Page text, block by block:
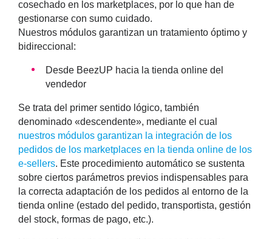
cosechado en los marketplaces, por lo que han de
gestionarse con sumo cuidado.
Nuestros módulos garantizan un tratamiento óptimo y
bidireccional:
Desde BeezUP hacia la tienda online del
vendedor
Se trata del primer sentido lógico, también
denominado «descendente», mediante el cual
nuestros módulos garantizan la integración de los
pedidos de los marketplaces en la tienda online de los
e-sellers. Este procedimiento automático se sustenta
sobre ciertos parámetros previos indispensables para
la correcta adaptación de los pedidos al entorno de la
tienda online (estado del pedido, transportista, gestión
del stock, formas de pago, etc.).